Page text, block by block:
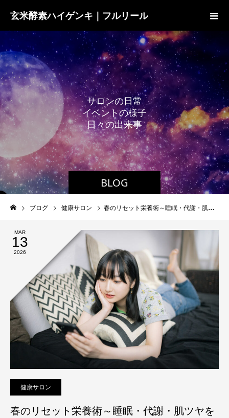
玄米酵素ハイゲンキ｜フルリール
BLOG
サロンの日常
イベン トの様子
日々の出来事
ブログ 健康サロン 春のリセット栄養術～睡眠・代謝・肌ツヤを整える食のコツ～
MAR
13
2026
健康サロン
春のリセット栄養術～睡眠・代謝・肌ツヤを